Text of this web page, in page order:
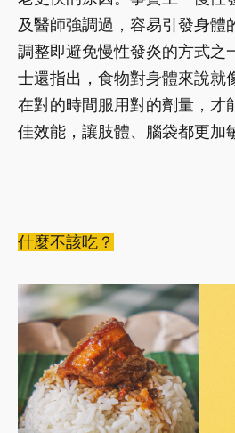
及醫師強調過，容易引發身體
調整即避免慢性發炎的方式
士還指出，食物對身體來說就
在對的時間服用對的劑量，才
佳效能，讓肢體、腦袋都更加
什麼不該吃？